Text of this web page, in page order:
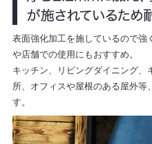
表面強化加工を施しているので強
や店舗での使用にもおすすめ。
キッチン、リビングダイニング
所、オフィスや屋根のある屋外等
す。